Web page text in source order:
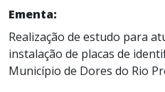
Ementa:
Realização de estudo para
instalação de placas de
Município de Dores do Rio